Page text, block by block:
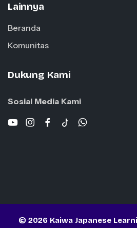
Lainnya
Beranda
Komunitas
Dukung Kami
Sosial Media Kami
© 2026 Kaiwa Japanese